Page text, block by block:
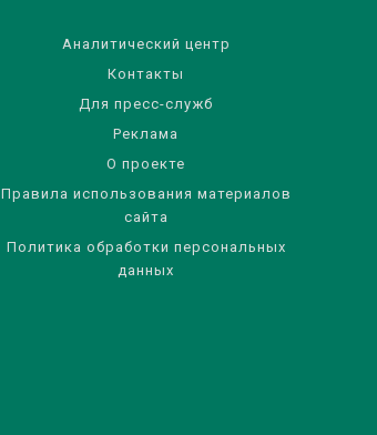
Аналитический центр
Контакты
Для пресс-служб
Реклама
О проекте
Правила использования материалов
сайта
Политика обработки персональных
данных